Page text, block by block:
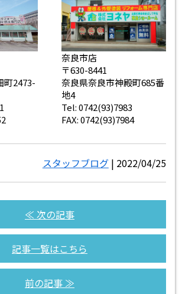
町2473-
奈良市店
〒630-8441
奈良県奈良市神殿町685番
地4
Tel: 0742(93)7983
FAX: 0742(93)7984
スタッフブログ| 2022/04/25
≪ 次の記事
記事一覧はこちら
前の記事 ≫